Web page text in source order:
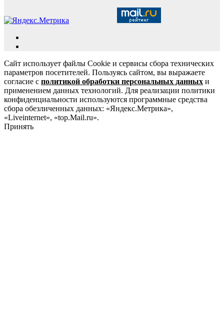
Сайт использует файлы Cookie и сервисы сбора технических
параметров посетителей. Пользуясь сайтом, вы выражаете
согласие с политикой обработки персональных данных и
применением данных технологий. Для реализации политики
конфиденциальности используются программные средства
сбора обезличенных данных: «Яндекс.Метрика»,
«Liveinternet», «top.Mail.ru».
Принять